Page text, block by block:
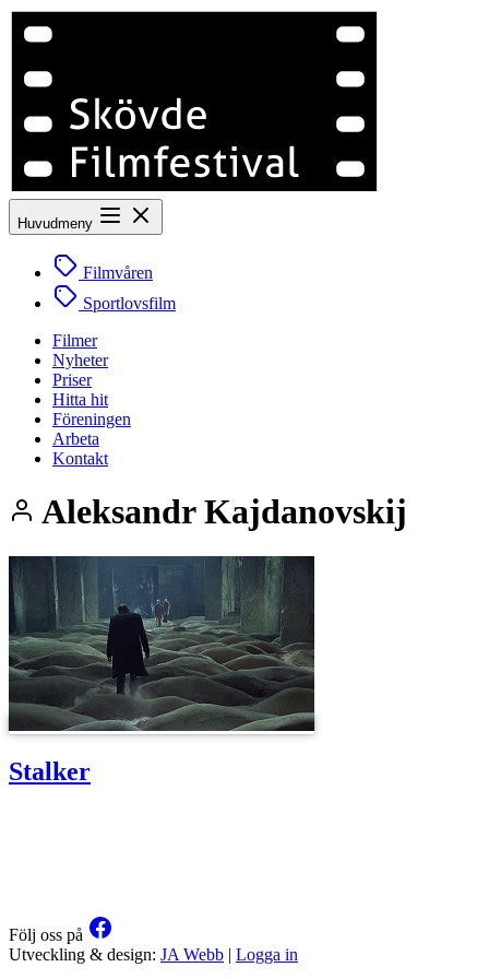
Huvudmeny
Filmvåren
Sportlovsfilm
Filmer
Nyheter
Priser
Hitta hit
Föreningen
Arbeta
Kontakt
Aleksandr Kajdanovskij
Stalker
Följ oss på
Utveckling & design: JA Webb | Logga in